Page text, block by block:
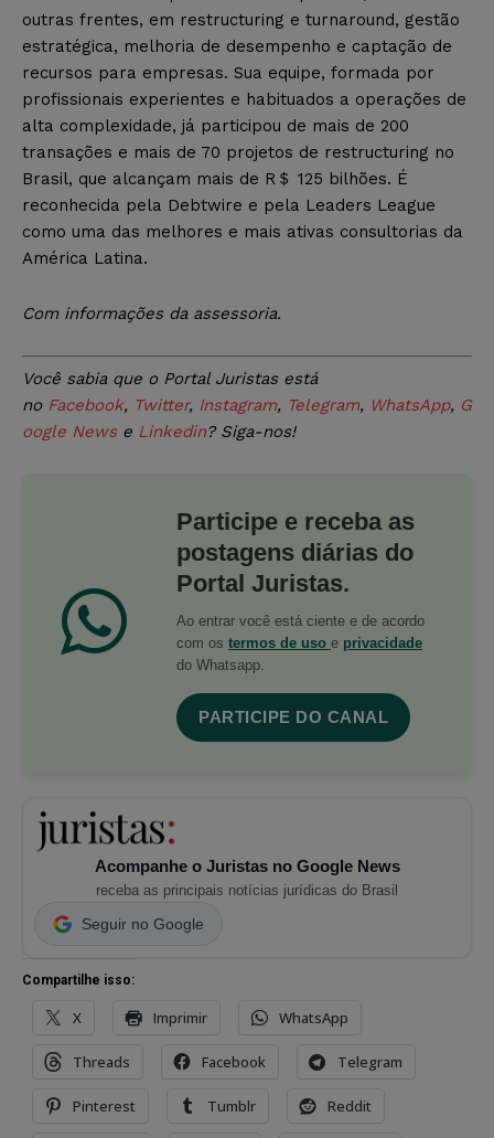
outras frentes, em restructuring e turnaround, gestão
estratégica, melhoria de desempenho e captação de
recursos para empresas. Sua equipe, formada por
profissionais experientes e habituados a operações de
alta complexidade, já participou de mais de 200
transações e mais de 70 projetos de restructuring no
Brasil, que alcançam mais de R＄ 125 bilhões. É
reconhecida pela Debtwire e pela Leaders League
como uma das melhores e mais ativas consultorias da
América Latina.
Com informações da assessoria.
Você sabia que o Portal Juristas está
no Facebook, Twitter, Instagram, Telegram, WhatsApp, G
oogle Newse Linkedin? Siga-nos!
Participe e receba as
postagens diárias do
Portal Juristas.
Ao entrar você está ciente e de acordo
com os termos de uso e privacidade
do Whatsapp.
PARTICIPE DO CANAL
Acompanhe o Juristas no Google News
receba as principais notícias jurídicas do Brasil
Seguir no Google
Compartilhe isso:
X Imprimir WhatsApp
Threads Facebook Telegram
Pinterest Tumblr Reddit